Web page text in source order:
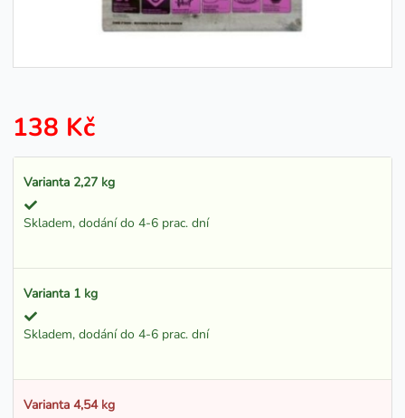
138 Kč
Varianta 2,27 kg
Skladem, dodání do 4-6 prac. dní
Varianta 1 kg
Skladem, dodání do 4-6 prac. dní
Varianta 4,54 kg